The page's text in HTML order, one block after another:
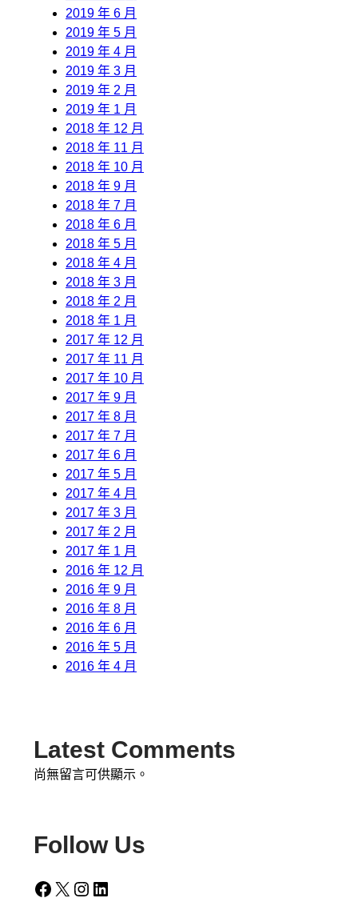
2019 年 6 月
2019 年 5 月
2019 年 4 月
2019 年 3 月
2019 年 2 月
2019 年 1 月
2018 年 12 月
2018 年 11 月
2018 年 10 月
2018 年 9 月
2018 年 7 月
2018 年 6 月
2018 年 5 月
2018 年 4 月
2018 年 3 月
2018 年 2 月
2018 年 1 月
2017 年 12 月
2017 年 11 月
2017 年 10 月
2017 年 9 月
2017 年 8 月
2017 年 7 月
2017 年 6 月
2017 年 5 月
2017 年 4 月
2017 年 3 月
2017 年 2 月
2017 年 1 月
2016 年 12 月
2016 年 9 月
2016 年 8 月
2016 年 6 月
2016 年 5 月
2016 年 4 月
Latest Comments
尚無留言可供顯示。
Follow Us
Facebook X Instagram LinkedIn